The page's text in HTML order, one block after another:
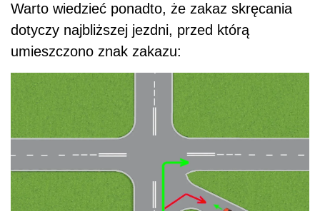
Warto wiedzieć ponadto, że zakaz skręcania
dotyczy najbliższej jezdni, przed którą
umieszczono znak zakazu: